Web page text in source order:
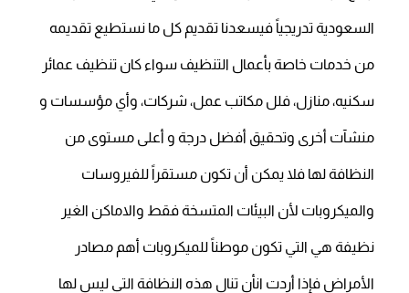
السعودية تدريجياً فيسعدنا تقديم كل ما نستطيع تقديمه
من خدمات خاصة بأعمال التنظيف سواء كان تنظيف عمائر
سكنيه، منازل، فلل مكاتب عمل، شركات، وأي مؤسسات و
منشآت أخرى وتحقيق أفضل درجة و أعلى مستوى من
النظافة لها فلا يمكن أن تكون مستقراً للفيروسات
والميكروبات لأن البيئات المتسخة فقط والاماكن الغير
نظيفة هي التي تكون موطناً للميكروبات أهم مصادر
الأمراض فإذا أردت انأن تنال هذه النظافة التي ليس لها